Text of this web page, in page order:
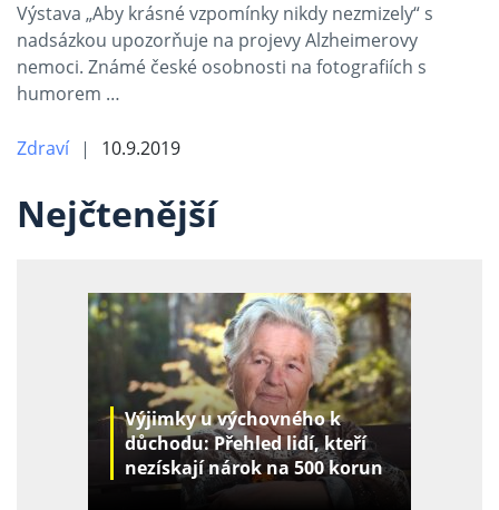
Výstava „Aby krásné vzpomínky nikdy nezmizely“ s
nadsázkou upozorňuje na projevy Alzheimerovy
nemoci. Známé české osobnosti na fotografiích s
humorem …
Zdraví 10.9.2019
Nejčtenější
Výjimky u výchovného k
důchodu: Přehled lidí, kteří
nezískají nárok na 500 korun
za děti